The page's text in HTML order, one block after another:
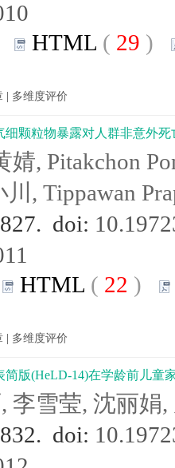
HTML ( 29 )
多维度评价
细颗粒物暴露对人群非意外死
, Pitakchon
川, Tippawan
doi:
HTML ( 22 )
多维度评价
版(HeLD-14)在学龄前儿童
李雪莹, 沈丽娟,
doi: